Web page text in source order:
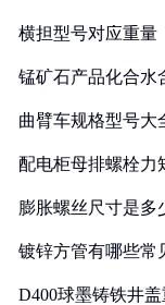
横担型号对应重量
锰矿石产品化合水
曲臂车规格型号大
配电柜母排螺栓力
膨胀螺丝尺寸是多
镀锌方管有哪些常
D400球墨铸铁井